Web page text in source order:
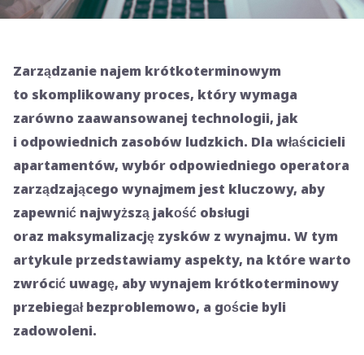
Zarządzanie najem krótkoterminowym
to skomplikowany proces, który wymaga
zarówno zaawansowanej technologii, jak
i odpowiednich zasobów ludzkich. Dla właścicieli
apartamentów, wybór odpowiedniego operatora
zarządzającego wynajmem jest kluczowy, aby
zapewnić najwyższą jakość obsługi
oraz maksymalizację zysków z wynajmu. W tym
artykule przedstawiamy aspekty, na które warto
zwrócić uwagę, aby wynajem krótkoterminowy
przebiegał bezproblemowo, a goście byli
zadowoleni.